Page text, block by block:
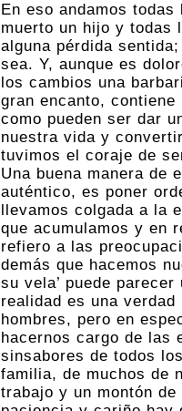
En eso andamos
muerto un hijo y todas
alguna pérdida
sea. Y, aunque es
los cambios una
gran encanto,
como pueden ser dar
nuestra vida y
tuvimos el coraje de
Una buena manera de
auténtico, es poner
llevamos colgada a la
que acumulamos y en
refiero a las
demás que hacemos
su vela’ puede
realidad es una
hombres, pero en
hacernos cargo de las
sinsabores de todos
familia, de muchos de
trabajo y un montón